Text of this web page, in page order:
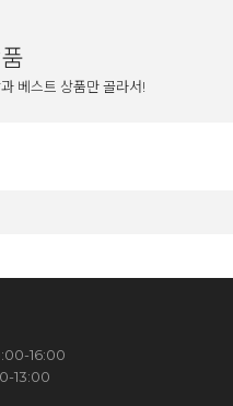
베스트 상품만 골라서!
16:00
13:00